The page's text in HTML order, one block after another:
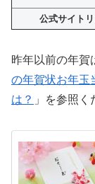
公式サイト
昨年以前の年賀
の年賀状お年玉
は？ 」を参照く